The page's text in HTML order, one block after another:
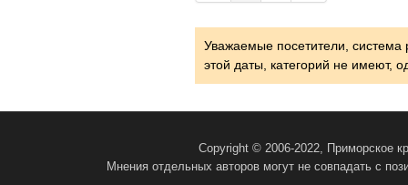
Уважаемые посетители, система
этой даты, категорий не имеют,
Copyright © 2006-2022, Приморское
Мнения отдельных авторов могут не совпадать с